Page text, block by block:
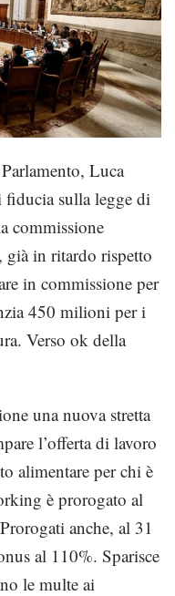
Luca
sulla legge di
commissione
in ritardo rispetto
in commissione per
450 milioni per i
Verso ok della
una nuova stretta
l’offerta di lavoro
alimentare per chi è
è prorogato al
anche, al 31
al 110%. Sparisce
le multe ai